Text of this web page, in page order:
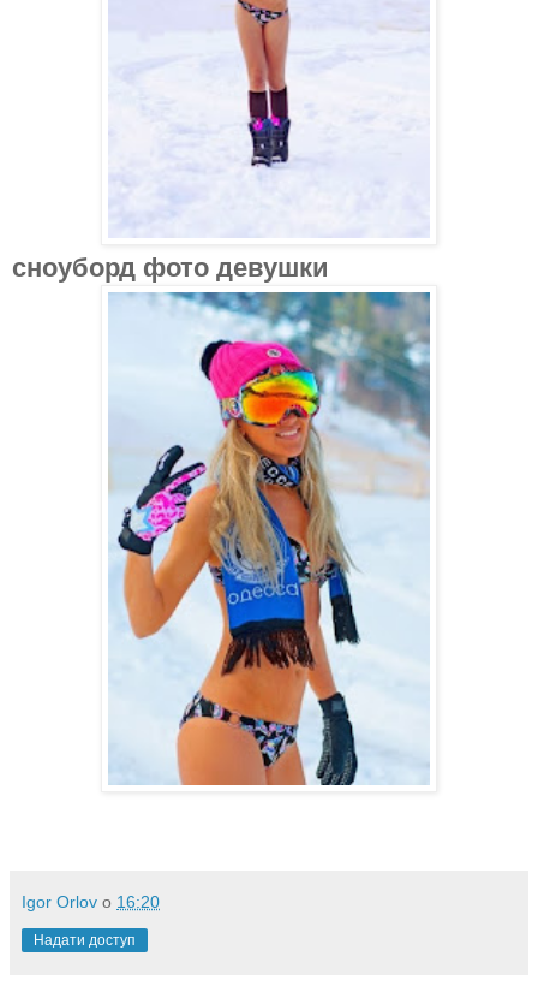
сноуборд фото девушки
Igor Orlov о 16:20
Надати доступ